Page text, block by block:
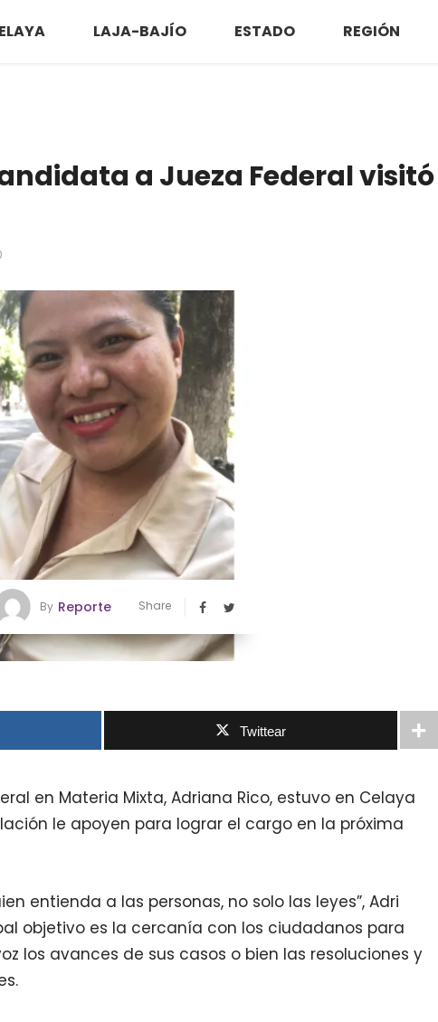
LAJA-BAJÍO ESTADO REGIÓN
a Jueza Federal visitó
By Reporte Share
Twittear
en Materia Mixta, Adriana Rico, estuvo en Celaya
le apoyen para lograr el cargo en la próxima
entienda a las personas, no solo las leyes”, Adri
objetivo es la cercanía con los ciudadanos para
los avances de sus casos o bien las resoluciones y